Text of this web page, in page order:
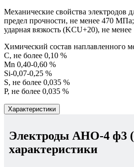
Механические свойства электродов
предел прочности, не менее 470 МПа;
ударная вязкость (KCU+20), не
Химический состав наплавленного
C, не более 0,10 %
Mn 0,40-0,60 %
Si-0,07-0,25 %
S, не более 0,035 %
P, не более 0,035 %
Характеристики
Электроды АНО-4 ф3
характеристики